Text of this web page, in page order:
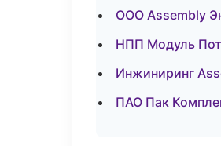
ООО Assembly
НПП Модуль
Инжиниринг
ПАО Пак